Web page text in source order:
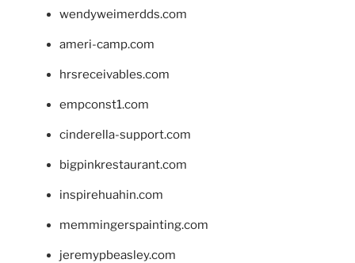
wendyweimerdds.com
ameri-camp.com
hrsreceivables.com
empconst1.com
cinderella-support.com
bigpinkrestaurant.com
inspirehuahin.com
memmingerspainting.com
jeremypbeasley.com